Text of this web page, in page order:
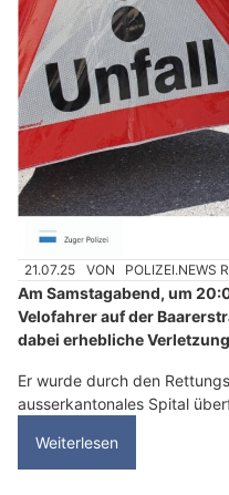
21.07.25 VON POLIZEI.NEWS
Am Samstagabend, um
Velofahrer auf der
dabei erhebliche
Er wurde durch den
ausserkantonales Spital
Weiterlesen